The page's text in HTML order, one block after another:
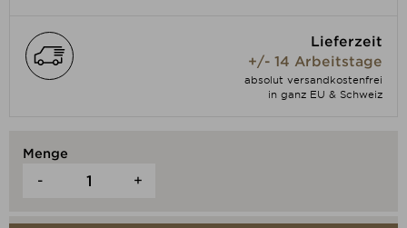
Lieferzeit
+/- 14 Arbeitstage
absolut versandkostenfrei
in ganz EU & Schweiz
Menge
- +